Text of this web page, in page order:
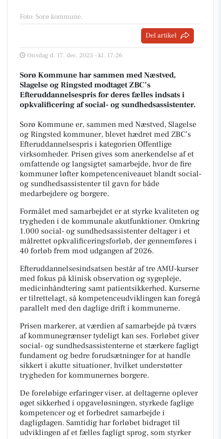
Foto: Sorø kommune.
Del artikel
Onsdag d. 17. dec. 2025 - kl. 17:26
Sorø Kommune har sammen med Næstved,
Slagelse og Ringsted modtaget ZBC’s
Efteruddannelsespris for deres fælles indsats i
opkvalificering af social- og sundhedsassistenter.
Sorø Kommune er, sammen med Næstved, Slagelse
og Ringsted kommuner, blevet hædret med ZBC’s
Efteruddannelsespris i kategorien Offentlige
virksomheder. Prisen gives som anerkendelse af et
omfattende og langsigtet samarbejde, hvor de fire
kommuner løfter kompetenceniveauet blandt social-
og sundhedsassistenter til gavn for både
medarbejdere og borgere.
Formålet med samarbejdet er at styrke kvaliteten og
trygheden i de kommunale akutfunktioner. Omkring
1.000 social- og sundhedsassistenter deltager i et
målrettet opkvalificeringsforløb, der gennemføres i
40 forløb frem mod udgangen af 2026.
Efteruddannelsesindsatsen består af tre AMU-kurser
med fokus på klinisk observation og sygepleje,
medicinhåndtering samt patientsikkerhed. Kurserne
er tilrettelagt, så kompetenceudviklingen kan foregå
parallelt med den daglige drift i kommunerne.
Prisen markerer, at værdien af samarbejde på tværs
af kommunegrænser tydeligt kan ses. Forløbet giver
social- og sundhedsassistenterne et stærkere fagligt
fundament og bedre forudsætninger for at handle
sikkert i akutte situationer, hvilket understøtter
trygheden for kommunernes borgere.
De foreløbige erfaringer viser, at deltagerne oplever
øget sikkerhed i opgaveløsningen, styrkede faglige
kompetencer og et forbedret samarbejde i
dagligdagen. Samtidig har forløbet bidraget til
udviklingen af et fælles fagligt sprog, som styrker